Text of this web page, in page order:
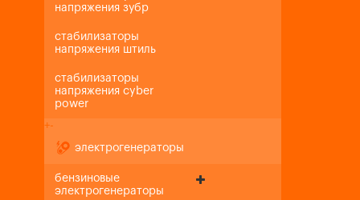
напряжения зубр
стабилизаторы
напряжения штиль
стабилизаторы
напряжения cyber
power
+-
электрогенераторы
бензиновые
электрогенераторы